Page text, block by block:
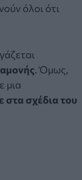
όλοι ότι
. Όμως,
μια
στα σχέδια του